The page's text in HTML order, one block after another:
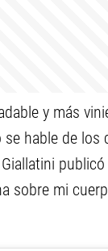
y más
hable de
sobre mi